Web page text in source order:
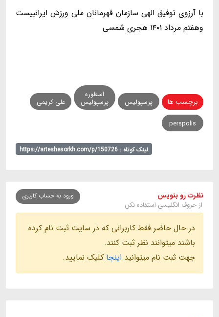
با آرزوی توفیق الهی سازمان قهرمانان ملی ورزش ایرانبیست
وهفتم مرداد ۱۴۰۱ هجری شمسی
برچسب ها پرسپولیس
اسطوره
پرسپولیس علی کریمی
perspolis
لینک کوتاه : https://arteshesorkh.com/p/150726
نظرت رو بنویس
از حروف انگلیسی استفاده نکن
ورود به حساب کاربری
در حال حاضر فقط کاربرانی که در سایت ثبت نام کرده
باشند میتوانند نظر ثبت کنند.
جهت ثبت نام میتوانید اینجا کلیک نمایید.